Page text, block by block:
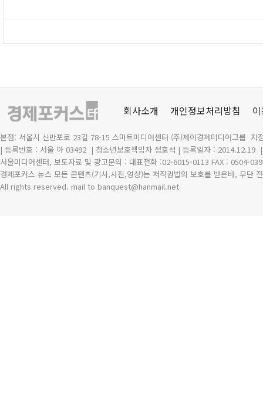
회사소개 개인정보처리방침
본점: 서울시 신반포로 23길 78-15 스마트미디어센터 (주)제이경제미디어그룹 지
| 등록번호 : 서울 아 03492 | 청소년보호책임자 정호석 | 등록일자 : 2014.12.19
서울미디어센터, 보도자료 및 광고문의 : 대표전화 :02-6015-0113 FAX : 0504-
경제포커스 뉴스 모든 콘텐츠(기사,사진,영상)는 저작권법의 보호를 받은바, 무단
All rights reserved. mail to banquest@hanmail.net